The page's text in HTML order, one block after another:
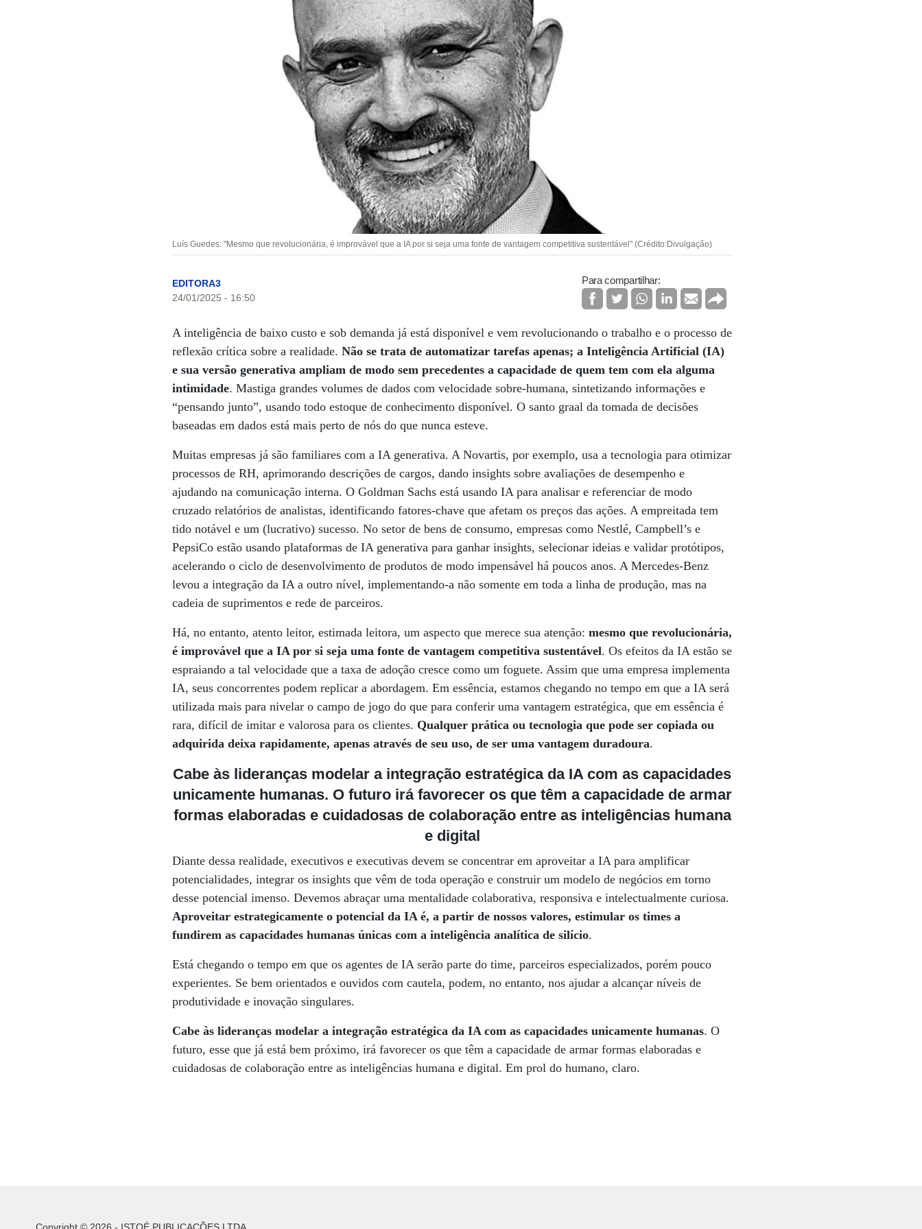
Luís Guedes: "Mesmo que revolucionária, é improvável que a IA por si seja uma fonte de vantagem competitiva sustentável" (Crédito:Divulgação)
EDITORA3
24/01/2025 - 16:50
Para compartilhar:
A inteligência de baixo custo e sob demanda já está disponível e vem revolucionando o trabalho e o processo de
reflexão crítica sobre a realidade.Não se trata de automatizar tarefas apenas; a Inteligência Artificial (IA)
e sua versão generativa ampliam de modo sem precedentes a capacidade de quem tem com ela alguma
intimidade. Mastiga grandes volumes de dados com velocidade sobre-humana, sintetizando informações e
“pensando junto”, usando todo estoque de conhecimento disponível. O santo graal da tomada de decisões
baseadas em dados está mais perto de nós do que nunca esteve.
Muitas empresas já são familiares com a IA generativa. A Novartis, por exemplo, usa a tecnologia para otimizar
processos de RH, aprimorando descrições de cargos, dando insights sobre avaliações de desempenho e
ajudando na comunicação interna. O Goldman Sachs está usando IA para analisar e referenciar de modo
cruzado relatórios de analistas, identificando fatores-chave que afetam os preços das ações. A empreitada tem
tido notável e um (lucrativo) sucesso. No setor de bens de consumo, empresas como Nestlé, Campbell’s e
PepsiCo estão usando plataformas de IA generativa para ganhar insights, selecionar ideias e validar protótipos,
acelerando o ciclo de desenvolvimento de produtos de modo impensável há poucos anos. A Mercedes-Benz
levou a integração da IA a outro nível, implementando-a não somente em toda a linha de produção, mas na
cadeia de suprimentos e rede de parceiros.
Há, no entanto, atento leitor, estimada leitora, um aspecto que merece sua atenção: mesmo que revolucionária,
é improvável que a IA por si seja uma fonte de vantagem competitiva sustentável. Os efeitos da IA estão se
espraiando a tal velocidade que a taxa de adoção cresce como um foguete. Assim que uma empresa implementa
IA, seus concorrentes podem replicar a abordagem. Em essência, estamos chegando no tempo em que a IA será
utilizada mais para nivelar o campo de jogo do que para conferir uma vantagem estratégica, que em essência é
rara, difícil de imitar e valorosa para os clientes. Qualquer prática ou tecnologia que pode ser copiada ou
adquirida deixa rapidamente, apenas através de seu uso, de ser uma vantagem duradoura.
Cabe às lideranças modelar a integração estratégica da IA com as capacidades
unicamente humanas. O futuro irá favorecer os que têm a capacidade de armar
formas elaboradas e cuidadosas de colaboração entre as inteligências humana
e digital
Diante dessa realidade, executivos e executivas devem se concentrar em aproveitar a IA para amplificar
potencialidades, integrar os insights que vêm de toda operação e construir um modelo de negócios em torno
desse potencial imenso. Devemos abraçar uma mentalidade colaborativa, responsiva e intelectualmente curiosa.
Aproveitar estrategicamente o potencial da IA é, a partir de nossos valores, estimular os times a
fundirem as capacidades humanas únicas com a inteligência analítica de silício.
Está chegando o tempo em que os agentes de IA serão parte do time, parceiros especializados, porém pouco
experientes. Se bem orientados e ouvidos com cautela, podem, no entanto, nos ajudar a alcançar níveis de
produtividade e inovação singulares.
Cabe às lideranças modelar a integração estratégica da IA com as capacidades unicamente humanas. O
futuro, esse que já está bem próximo, irá favorecer os que têm a capacidade de armar formas elaboradas e
cuidadosas de colaboração entre as inteligências humana e digital. Em prol do humano, claro.